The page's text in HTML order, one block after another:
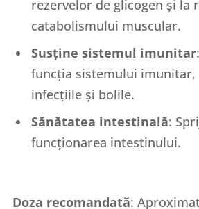
rezervelor de glicogen și la
catabolismului muscular.
Susține sistemul imunitar
funcția sistemului imunitar,
infecțiile și bolile.
Sănătatea intestinală:
funcționarea intestinului.
Doza recomandată: